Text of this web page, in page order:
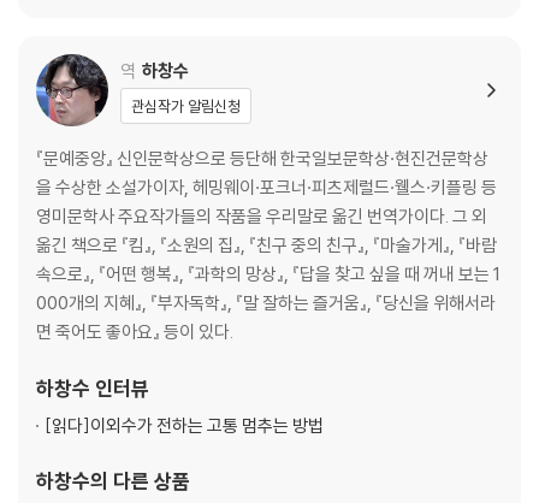
40 불타는 세상에 야생의 기도를
41 두려움과 만나는 법
42 연인
43 위대한 탈출
역자 후기
역 하창수
관심작가 알림신청
『문예중앙』 신인문학상으로 등단해 한국일보문학상·현진건문학상
을 수상한 소설가이자, 헤밍웨이·포크너·피츠제럴드·웰스·키플링 등
영미문학사 주요작가들의 작품을 우리말로 옮긴 번역가이다. 그 외
옮긴 책으로 『킴』, 『소원의 집』, 『친구 중의 친구』, 『마술가게』, 『바람
속으로』, 『어떤 행복』, 『과학의 망상』, 『답을 찾고 싶을 때 꺼내 보는 1
000개의 지혜』, 『부자독학』, 『말 잘하는 즐거움』, 『당신을 위해서라
면 죽어도 좋아요』 등이 있다.
하창수 인터뷰
[읽다]이외수가 전하는 고통 멈추는 방법
하창수의 다른 상품